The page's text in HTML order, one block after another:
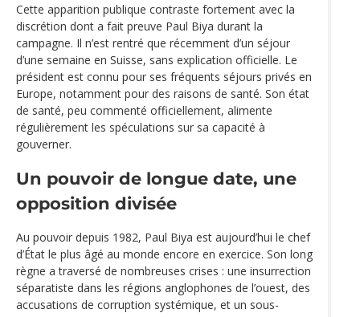
Cette apparition publique contraste fortement avec la
discrétion dont a fait preuve Paul Biya durant la
campagne. Il n’est rentré que récemment d’un séjour
d’une semaine en Suisse, sans explication officielle. Le
président est connu pour ses fréquents séjours privés en
Europe, notamment pour des raisons de santé. Son état
de santé, peu commenté officiellement, alimente
régulièrement les spéculations sur sa capacité à
gouverner.
Un pouvoir de longue date, une
opposition divisée
Au pouvoir depuis 1982, Paul Biya est aujourd’hui le chef
d’État le plus âgé au monde encore en exercice. Son long
règne a traversé de nombreuses crises : une insurrection
séparatiste dans les régions anglophones de l’ouest, des
accusations de corruption systémique, et un sous-